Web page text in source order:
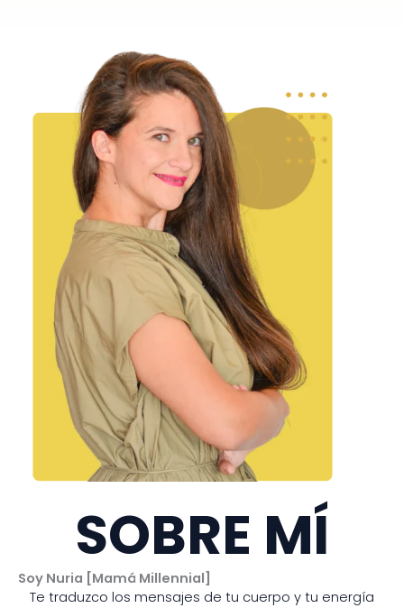
SOBRE MÍ
Soy Nuria [Mamá Millennial]
Te traduzco los mensajes de tu cuerpo y tu energía